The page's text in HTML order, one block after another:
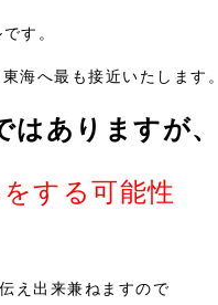
す。
海へ最も接近いたします。
ありますが、
する可能性
え出来兼ねますので